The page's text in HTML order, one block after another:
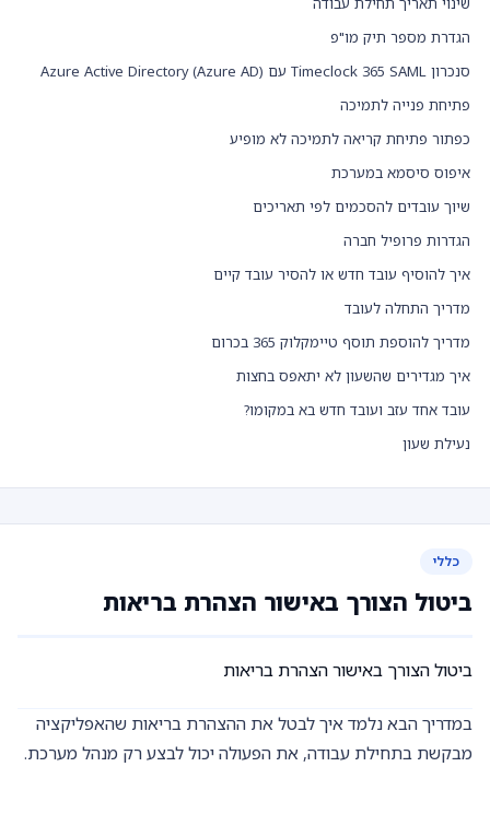
הגדרת מספר תיק מו"פ
סנכרון Timeclock 365 SAML עם Azure Active Directory (Azure AD)
פתיחת פנייה לתמיכה
כפתור פתיחת קריאה לתמיכה לא מופיע
איפוס סיסמא במערכת
שיוך עובדים להסכמים לפי תאריכים
הגדרות פרופיל חברה
איך להוסיף עובד חדש או להסיר עובד קיים
מדריך התחלה לעובד
מדריך להוספת תוסף טיימקלוק 365 בכרום
איך מגדירים שהשעון לא יתאפס בחצות
עובד אחד עזב ועובד חדש בא במקומו?
נעילת שעון
כללי
ביטול הצורך באישור הצהרת בריאות
ביטול הצורך באישור הצהרת בריאות
במדריך הבא נלמד איך לבטל את ההצהרת בריאות שהאפליקציה
מבקשת בתחילת עבודה, את הפעולה יכול לבצע רק מנהל מערכת.